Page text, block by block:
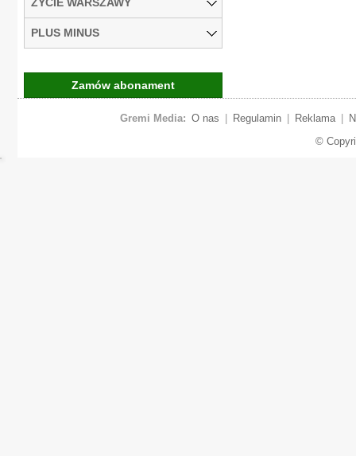
PLUS MINUS
Zamów abonament
Gremi Media: O nas Regulamin Reklama
©